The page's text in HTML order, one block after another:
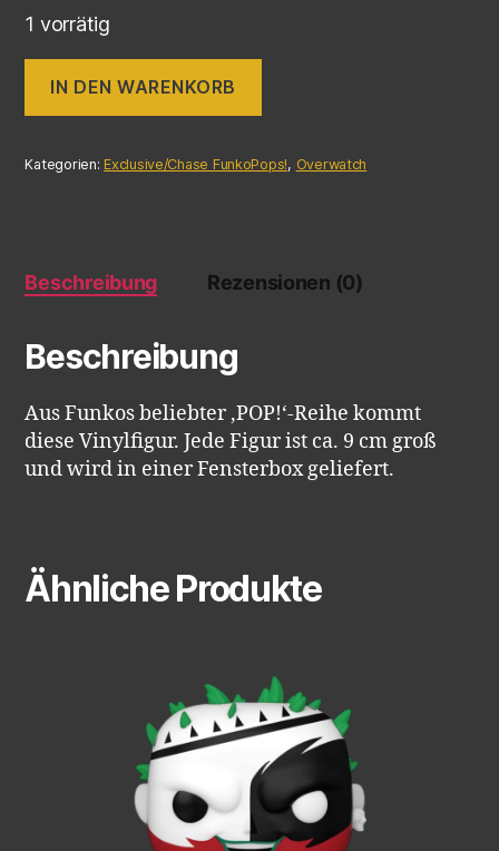
1 vorrätig
IN DEN WARENKORB
Kategorien: Exclusive/Chase FunkoPops!, Overwatch
Beschreibung Rezensionen (0)
Beschreibung
Aus Funkos beliebter ‚POP!‘-Reihe kommt
diese Vinylfigur. Jede Figur ist ca. 9 cm groß
und wird in einer Fensterbox geliefert.
Ähnliche Produkte